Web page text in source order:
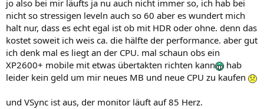
jo also bei mir läufts ja nu auch nicht immer so, ich hab bei
nicht so stressigen leveln auch so 60 aber es wundert mich
halt nur, dass es echt egal ist ob mit HDR oder ohne. denn das
kostet soweit ich weis ca. die hälfte der performance. aber gut
ich denk mal es liegt an der CPU. mal schaun obs ein
XP2600+ mobile mit etwas übertakten richten kann
hab
leider kein geld um mir neues MB und neue CPU zu kaufen
und VSync ist aus, der monitor läuft auf 85 Herz.